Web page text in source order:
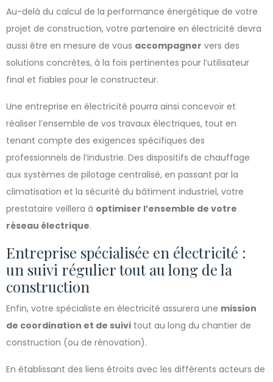
Au-delà du calcul de la performance énergétique de votre
projet de construction, votre partenaire en électricité devra
aussi être en mesure de vous accompagner vers des
solutions concrètes, à la fois pertinentes pour l’utilisateur
final et fiables pour le constructeur.
Une entreprise en électricité pourra ainsi concevoir et
réaliser l’ensemble de vos travaux électriques, tout en
tenant compte des exigences spécifiques des
professionnels de l’industrie. Des dispositifs de chauffage
aux systèmes de pilotage centralisé, en passant par la
climatisation et la sécurité du bâtiment industriel, votre
prestataire veillera à optimiser l’ensemble de votre
réseau électrique.
Entreprise spécialisée en électricité :
un suivi régulier tout au long de la
construction
Enfin, votre spécialiste en électricité assurera une mission
de coordination et de suivi tout au long du chantier de
construction (ou de rénovation).
En établissant des liens étroits avec les différents acteurs de